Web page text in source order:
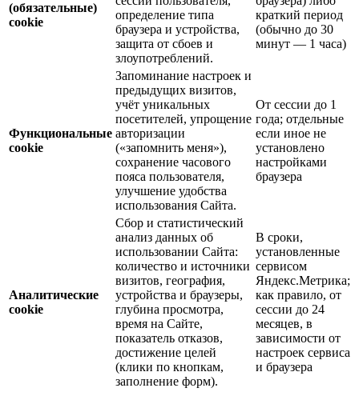
(обязательные)
cookie
определение типа
браузера и устройства,
защита от сбоев и
злоупотреблений.
краткий период
(обычно до 30
минут — 1 часа)
Функциональные
cookie
Запоминание настроек и
предыдущих визитов,
учёт уникальных
посетителей, упрощение
авторизации
(«запомнить меня»),
сохранение часового
пояса пользователя,
улучшение удобства
использования Сайта.
От сессии до 1
года; отдельные
если иное не
установлено
настройками
браузера
Аналитические
cookie
Сбор и статистический
анализ данных об
использовании Сайта:
количество и источники
визитов, география,
устройства и браузеры,
глубина просмотра,
время на Сайте,
показатель отказов,
достижение целей
(клики по кнопкам,
заполнение форм).
В сроки,
установленные
сервисом
Яндекс.Метрика;
как правило, от
сессии до 24
месяцев, в
зависимости от
настроек сервиса
и браузера